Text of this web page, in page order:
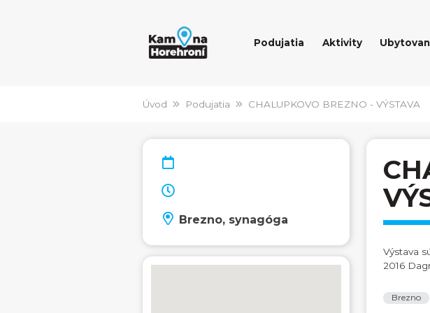
Podujatia Aktivity
Úvod Podujatia CHALUPKOVO BREZNO - VÝSTAVA
Brezno, synagóga
Výstava
2016
Brezno